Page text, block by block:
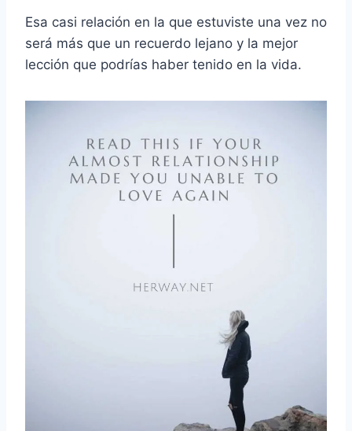
Esa casi relación en la que estuviste una vez no
será más que un recuerdo lejano y la mejor
lección que podrías haber tenido en la vida.